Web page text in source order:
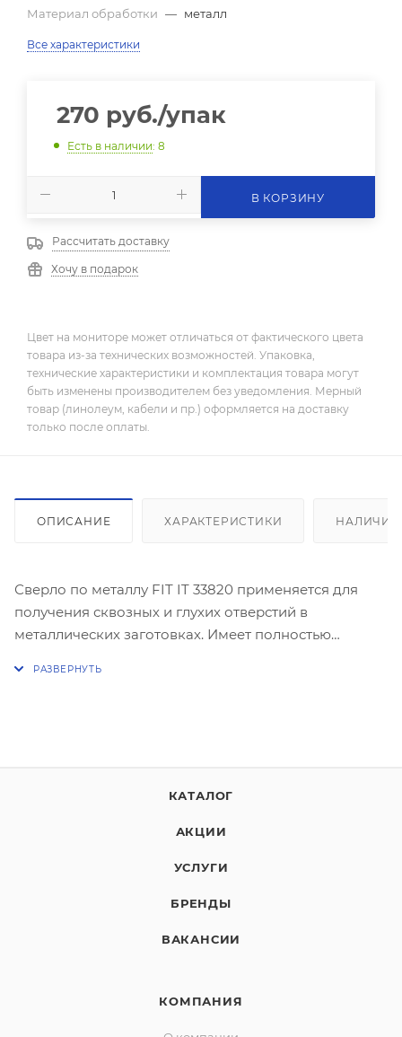
Материал обработки — металл
Все характеристики
270 руб./упак
Есть в наличии: 8
В КОРЗИНУ
Рассчитать доставку
Хочу в подарок
Цвет на мониторе может отличаться от фактического цвета
товара из-за технических возможностей. Упаковка,
технические характеристики и комплектация товара могут
быть изменены производителем без уведомления. Мерный
товар (линолеум, кабели и пр.) оформляется на доставку
только после оплаты.
ОПИСАНИЕ ХАРАКТЕРИСТИКИ НАЛИЧИЕ
Сверло по металлу FIT IT 33820 применяется для
получения сквозных и глухих отверстий в
металлических заготовках. Имеет полностью
КАТАЛОГ
АКЦИИ
УСЛУГИ
БРЕНДЫ
ВАКАНСИИ
КОМПАНИЯ